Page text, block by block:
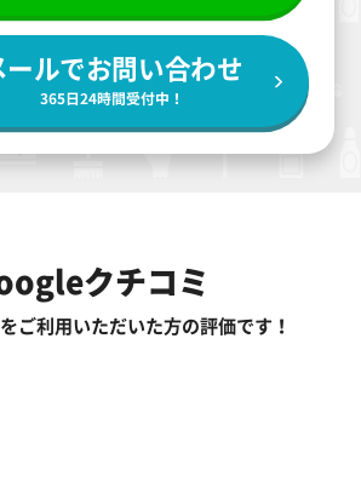
ールでお問い合わせ
365日24時間受付中！
クチコミ
ご利用いただいた方の評価です！